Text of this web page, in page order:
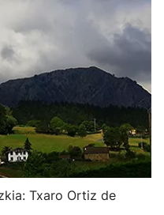
Txaro Ortiz de